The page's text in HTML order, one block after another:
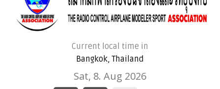
Current local time in
Bangkok, Thailand